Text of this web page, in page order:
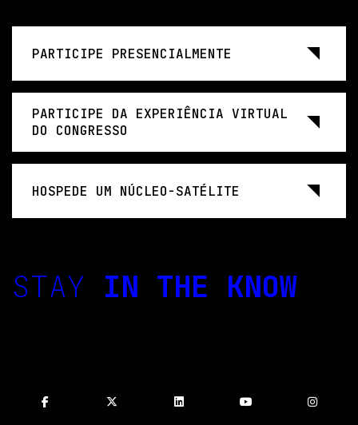
PARTICIPE PRESENCIALMENTE
PARTICIPE DA EXPERIÊNCIA VIRTUAL
DO CONGRESSO
HOSPEDE UM NÚCLEO-SATÉLITE
STAY IN THE KNOW